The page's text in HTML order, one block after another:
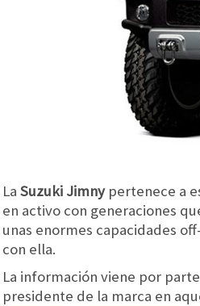
La Suzuki Jimny pertenece a
en activo con generaciones
unas enormes capacidades
con ella.
La información viene por
presidente de la marca en